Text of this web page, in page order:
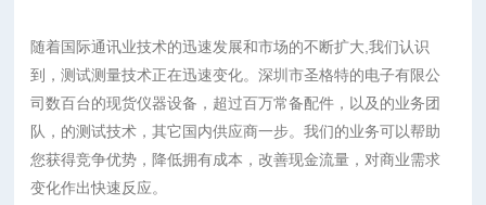
随着国际通讯业技术的迅速发展和市场的不断扩大,我们认识
到，测试测量技术正在迅速变化。深圳市圣格特的电子有限公
司数百台的现货仪器设备，超过百万常备配件，以及的业务团
队，的测试技术，其它国内供应商一步。我们的业务可以帮助
您获得竞争优势，降低拥有成本，改善现金流量，对商业需求
变化作出快速反应。